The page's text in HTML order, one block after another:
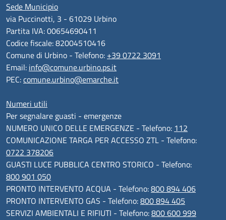
Sede Municipio
via Puccinotti, 3 - 61029 Urbino
Partita IVA: 00654690411
Codice fiscale: 82004510416
Comune di Urbino - Telefono: +39 0722 3091
Email: info@comune.urbino.ps.it
PEC:comune.urbino@emarche.it
Numeri utili
Per segnalare guasti - emergenze
NUMERO UNICO DELLE EMERGENZE - Telefono: 112
COMUNICAZIONE TARGA PER ACCESSO ZTL - Telefono:
0722 378206
GUASTI LUCE PUBBLICA CENTRO STORICO - Telefono:
800 901 050
PRONTO INTERVENTO ACQUA - Telefono:800 894 406
PRONTO INTERVENTO GAS - Telefono:800 894 405
SERVIZI AMBIENTALI E RIFIUTI - Telefono:800 600 999